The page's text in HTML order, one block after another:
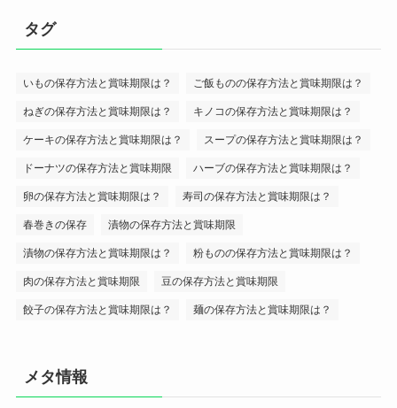
タグ
いもの保存方法と賞味期限は？ ご飯ものの保存方法と賞味期限は？
ねぎの保存方法と賞味期限は？ キノコの保存方法と賞味期限は？
ケーキの保存方法と賞味期限は？ スープの保存方法と賞味期限は？
ドーナツの保存方法と賞味期限 ハーブの保存方法と賞味期限は？
卵の保存方法と賞味期限は？ 寿司の保存方法と賞味期限は？
春巻きの保存 漬物の保存方法と賞味期限
漬物の保存方法と賞味期限は？ 粉ものの保存方法と賞味期限は？
肉の保存方法と賞味期限 豆の保存方法と賞味期限
餃子の保存方法と賞味期限は？ 麺の保存方法と賞味期限は？
メタ情報